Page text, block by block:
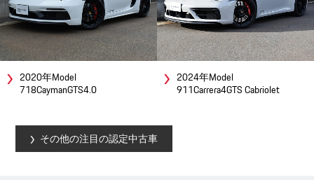
2020年Model
718CaymanGTS4.0
2024年Model
911Carrera4GTS Cabriolet
その他の注目の認定中古車